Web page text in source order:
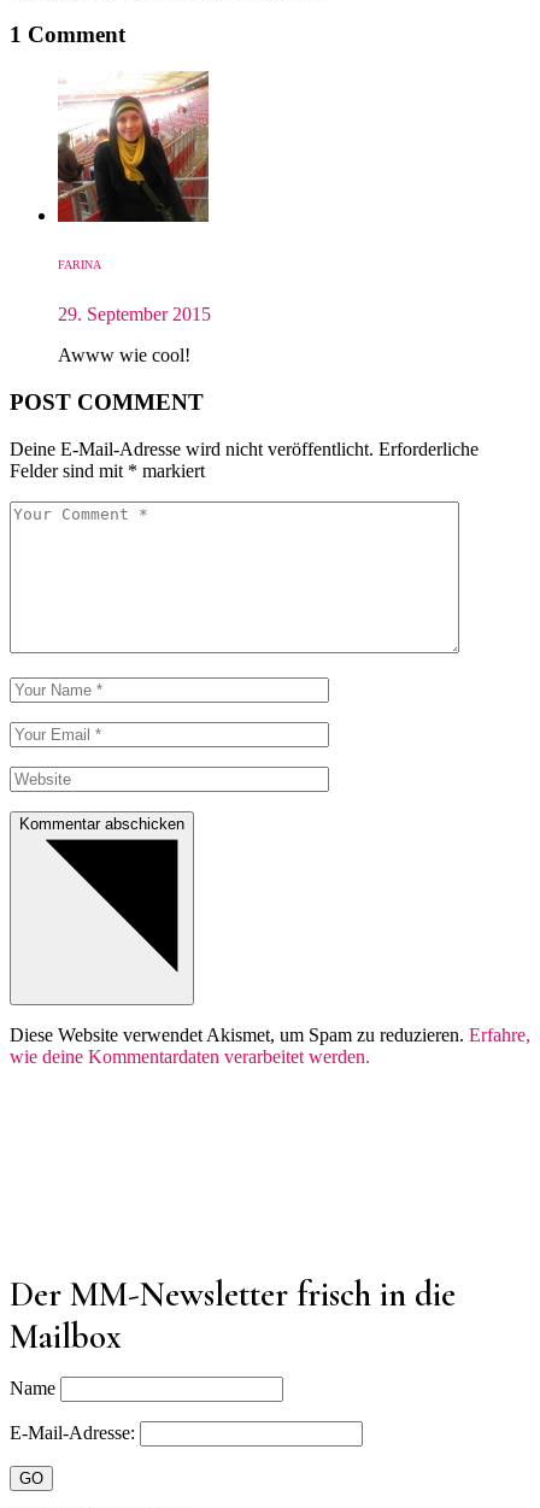
1 Comment
FARINA
29. September 2015
Awww wie cool!
POST COMMENT
Deine E-Mail-Adresse wird nicht veröffentlicht. Erforderliche
Felder sind mit * markiert
Kommentar abschicken
Diese Website verwendet Akismet, um Spam zu reduzieren. Erfahre,
wie deine Kommentardaten verarbeitet werden.
Der MM-Newsletter frisch in die
Mailbox
Name
E-Mail-Adresse: